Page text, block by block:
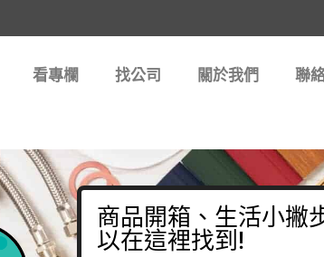
看專欄 找公司 關於我們 聯
商品開箱、生活小撇
以在這裡找到!